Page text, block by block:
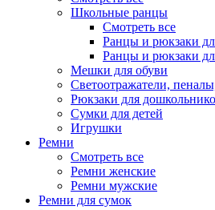
Школьные ранцы
Смотреть все
Ранцы и рюкзаки
Ранцы и рюкзаки
Мешки для обуви
Светоотражатели,
Рюкзаки для
Сумки для детей
Игрушки
Ремни
Смотреть все
Ремни женские
Ремни мужские
Ремни для сумок